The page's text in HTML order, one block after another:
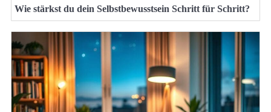
Wie stärkst du dein Selbstbewusstsein Schritt für Schritt?